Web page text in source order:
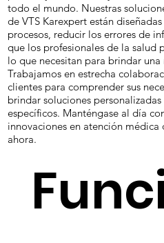
En VTS, creemos en aprovechar
para mejorar la salud y el
todo el mundo. Nuestras
de VTS Karexpert están
procesos, reducir los errores de
que los profesionales de la salud
lo que necesitan para brindar
Trabajamos en estrecha
clientes para comprender sus
brindar soluciones personalizadas
específicos. Manténgase al día
ahora.